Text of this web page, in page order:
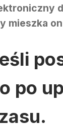
mieszka
po